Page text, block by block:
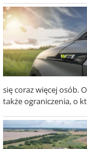
się coraz więcej osób.
także ograniczenia, o